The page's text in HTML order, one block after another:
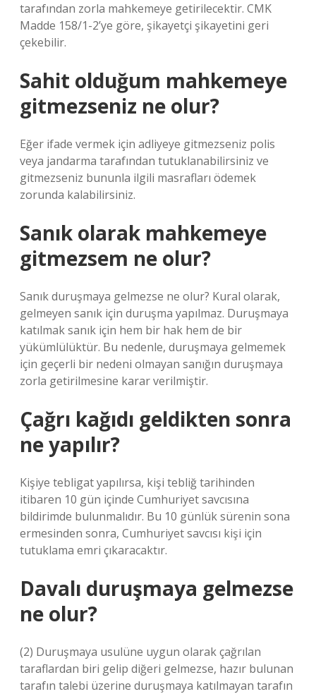
tarafından zorla mahkemeye getirilecektir. CMK
Madde 158/1-2’ye göre, şikayetçi şikayetini geri
çekebilir.
Sahit olduğum mahkemeye
gitmezseniz ne olur?
Eğer ifade vermek için adliyeye gitmezseniz polis
veya jandarma tarafından tutuklanabilirsiniz ve
gitmezseniz bununla ilgili masrafları ödemek
zorunda kalabilirsiniz.
Sanık olarak mahkemeye
gitmezsem ne olur?
Sanık duruşmaya gelmezse ne olur? Kural olarak,
gelmeyen sanık için duruşma yapılmaz. Duruşmaya
katılmak sanık için hem bir hak hem de bir
yükümlülüktür. Bu nedenle, duruşmaya gelmemek
için geçerli bir nedeni olmayan sanığın duruşmaya
zorla getirilmesine karar verilmiştir.
Çağrı kağıdı geldikten sonra
ne yapılır?
Kişiye tebligat yapılırsa, kişi tebliğ tarihinden
itibaren 10 gün içinde Cumhuriyet savcısına
bildirimde bulunmalıdır. Bu 10 günlük sürenin sona
ermesinden sonra, Cumhuriyet savcısı kişi için
tutuklama emri çıkaracaktır.
Davalı duruşmaya gelmezse
ne olur?
(2) Duruşmaya usulüne uygun olarak çağrılan
taraflardan biri gelip diğeri gelmezse, hazır bulunan
tarafın talebi üzerine duruşmaya katılmayan tarafın